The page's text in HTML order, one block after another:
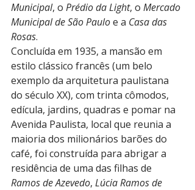
Municipal, o Prédio da Light, o Mercado
Municipal de São Paulo e a Casa das
Rosas.
Concluída em 1935, a mansão em
estilo clássico francês (um belo
exemplo da arquitetura paulistana
do século XX), com trinta cômodos,
edícula, jardins, quadras e pomar na
Avenida Paulista, local que reunia a
maioria dos milionários barões do
café, foi construída para abrigar a
residência de uma das filhas de
Ramos de Azevedo, Lúcia Ramos de